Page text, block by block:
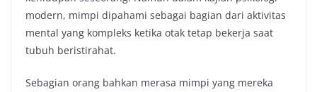
modern, mimpi dipahami sebagai bagian dari aktivitas
mental yang kompleks ketika otak tetap bekerja saat
tubuh beristirahat.
Sebagian orang bahkan merasa mimpi yang mereka